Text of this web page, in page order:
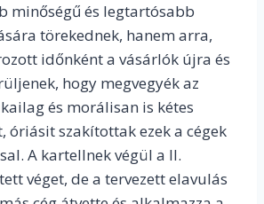
minőségű és legtartósabb
törekednek, hanem arra,
időnként a vásárlók újra és
hogy megvegyék az
és morálisan is kétes
óriásit szakítottak ezek a cégek
A kartellnek végül a II.
véget, de a tervezett elavulás